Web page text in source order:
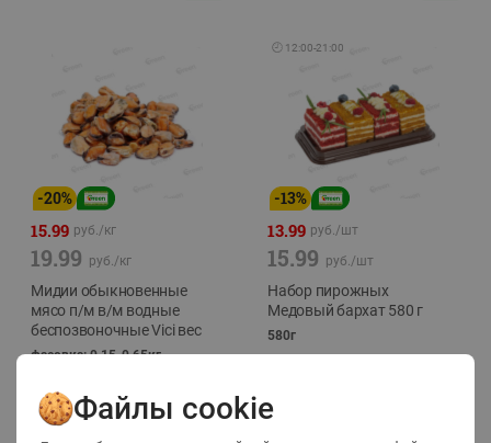
-20%
15.99 руб./кг
19.99 руб./кг
Мидии обыкновенные
мясо п/м в/м водные
беспозвоночные Vici вес
фасовка: 0,15-0,65кг
🕘 12:00-21:00
-13%
13.99 руб./шт
15.99 руб./шт
Набор пирожных
Медовый бархат 580 г
580г
Файлы cookie